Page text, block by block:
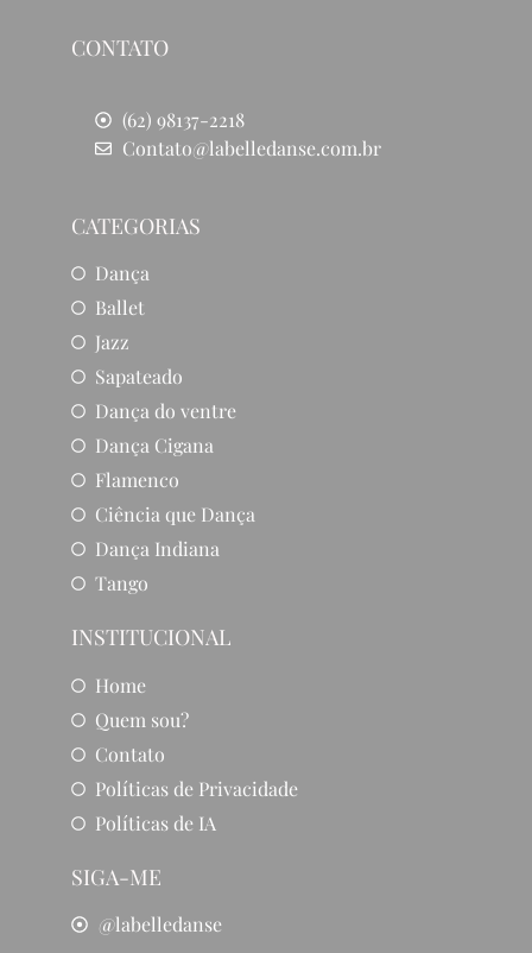
CONTATO
(62) 98137-2218
Contato@labelledanse.com.br
CATEGORIAS
Dança
Ballet
Jazz
Sapateado
Dança do ventre
Dança Cigana
Flamenco
Ciência que Dança
Dança Indiana
Tango
INSTITUCIONAL
Home
Quem sou?
Contato
Políticas de Privacidade
Políticas de IA
SIGA-ME
@labelledanse